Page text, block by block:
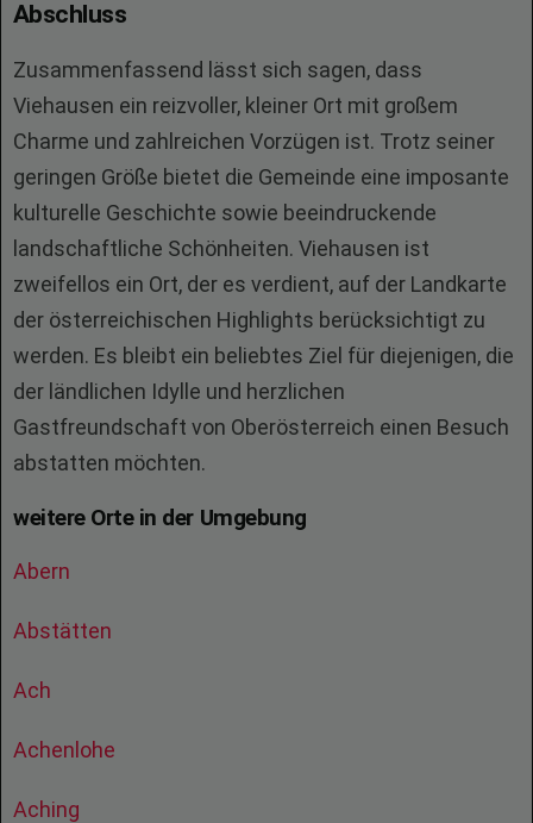
Abschluss
Zusammenfassend lässt sich sagen, dass
Viehausen ein reizvoller, kleiner Ort mit großem
Charme und zahlreichen Vorzügen ist. Trotz seiner
geringen Größe bietet die Gemeinde eine imposante
kulturelle Geschichte sowie beeindruckende
landschaftliche Schönheiten. Viehausen ist
zweifellos ein Ort, der es verdient, auf der Landkarte
der österreichischen Highlights berücksichtigt zu
werden. Es bleibt ein beliebtes Ziel für diejenigen, die
der ländlichen Idylle und herzlichen
Gastfreundschaft von Oberösterreich einen Besuch
abstatten möchten.
weitere Orte in der Umgebung
Abern
Abstätten
Ach
Achenlohe
Aching